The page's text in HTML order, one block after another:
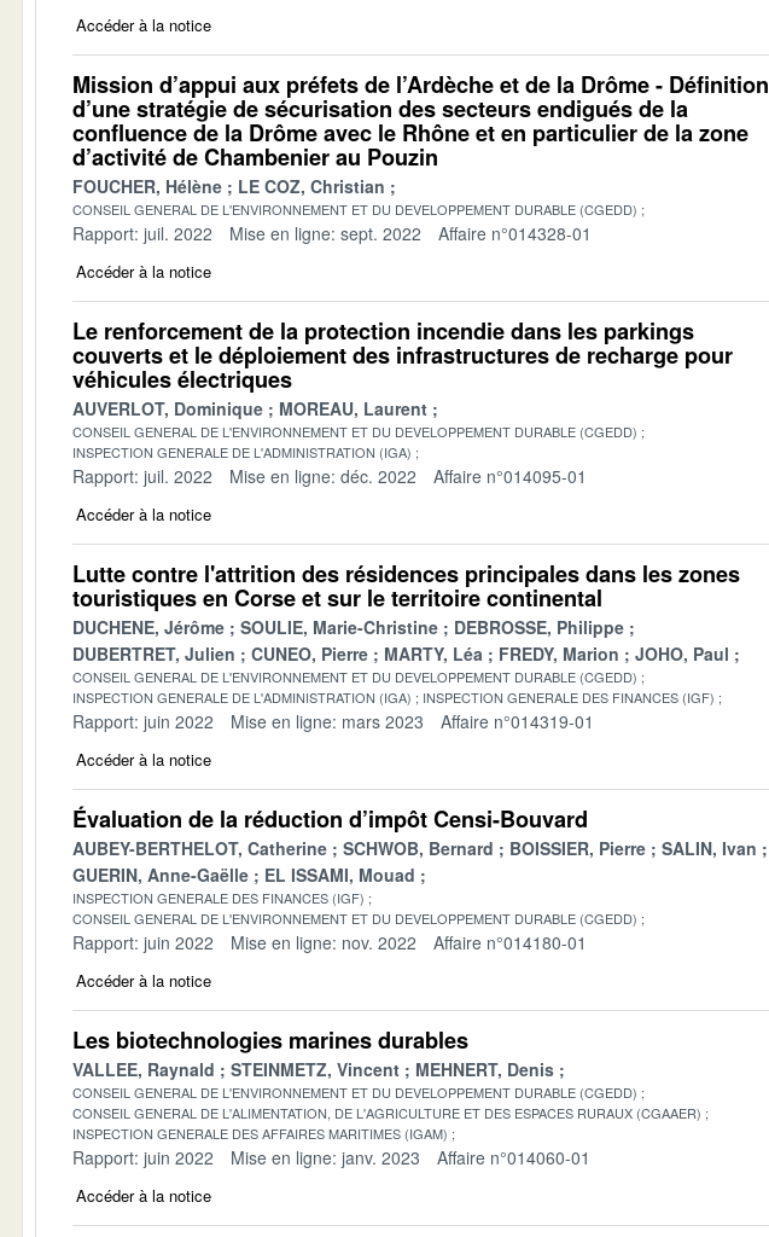
Accéder à la notice
Mission d’appui aux préfets de l’Ardèche et de la Drôme - Définition
d’une stratégie de sécurisation des secteurs endigués de la
confluence de la Drôme avec le Rhône et en particulier de la zone
d’activité de Chambenier au Pouzin
FOUCHER, Hélène LE COZ, Christian
CONSEIL GENERAL DE L'ENVIRONNEMENT ET DU DEVELOPPEMENT DURABLE (CGEDD)
Rapport: juil. 2022 Mise en ligne: sept. 2022 Affaire n°014328-01
Accéder à la notice
Le renforcement de la protection incendie dans les parkings
couverts et le déploiement des infrastructures de recharge pour
véhicules électriques
AUVERLOT, Dominique MOREAU, Laurent
CONSEIL GENERAL DE L'ENVIRONNEMENT ET DU DEVELOPPEMENT DURABLE (CGEDD)
INSPECTION GENERALE DE L'ADMINISTRATION (IGA)
Rapport: juil. 2022 Mise en ligne: déc. 2022 Affaire n°014095-01
Accéder à la notice
Lutte contre l'attrition des résidences principales dans les zones
touristiques en Corse et sur le territoire continental
DUCHENE, Jérôme SOULIE, Marie-Christine
DEBROSSE, Philippe
DUBERTRET, Julien
CUNEO, Pierre MARTY, Léa FREDY, Marion JOHO, Paul
CONSEIL GENERAL DE L'ENVIRONNEMENT ET DU DEVELOPPEMENT DURABLE (CGEDD)
INSPECTION GENERALE DE L'ADMINISTRATION (IGA)
INSPECTION GENERALE DES FINANCES (IGF)
Rapport: juin 2022 Mise en ligne: mars 2023 Affaire n°014319-01
Accéder à la notice
Évaluation de la réduction d’impôt Censi-Bouvard
AUBEY-BERTHELOT, Catherine SCHWOB, Bernard BOISSIER, Pierre
SALIN, Ivan
GUERIN, Anne-Gaëlle
EL ISSAMI, Mouad
INSPECTION GENERALE DES FINANCES (IGF)
CONSEIL GENERAL DE L'ENVIRONNEMENT ET DU DEVELOPPEMENT DURABLE (CGEDD)
Rapport: juin 2022 Mise en ligne: nov. 2022 Affaire n°014180-01
Accéder à la notice
Les biotechnologies marines durables
VALLEE, Raynald STEINMETZ, Vincent MEHNERT, Denis
CONSEIL GENERAL DE L'ENVIRONNEMENT ET DU DEVELOPPEMENT DURABLE (CGEDD)
CONSEIL GENERAL DE L'ALIMENTATION, DE L'AGRICULTURE ET DES ESPACES RURAUX (CGAAER)
INSPECTION GENERALE DES AFFAIRES MARITIMES (IGAM)
Rapport: juin 2022 Mise en ligne: janv. 2023 Affaire n°014060-01
Accéder à la notice